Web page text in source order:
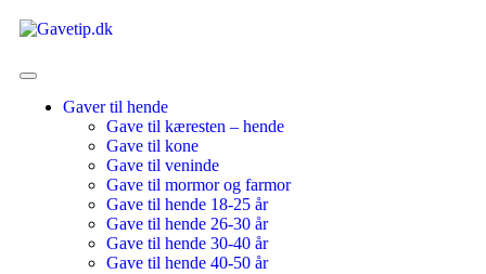
Gaver til hende
Gave til kæresten – hende
Gave til kone
Gave til veninde
Gave til mormor og farmor
Gave til hende 18-25 år
Gave til hende 26-30 år
Gave til hende 30-40 år
Gave til hende 40-50 år